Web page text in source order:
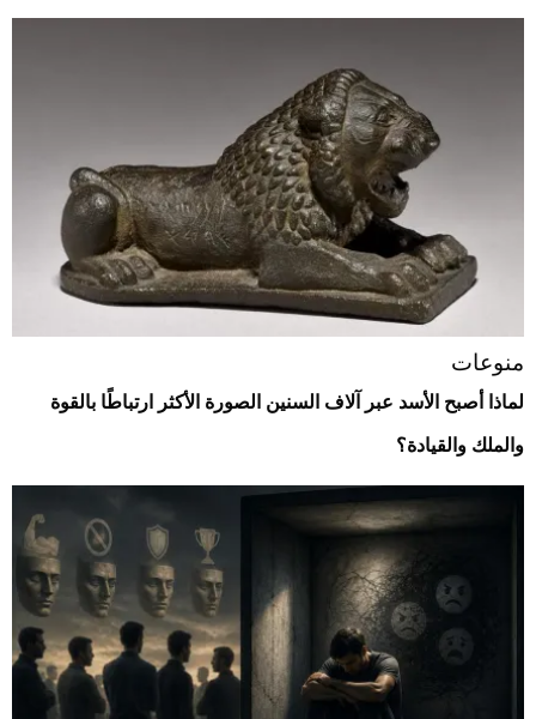
منوعات
لماذا أصبح الأسد عبر آلاف السنين الصورة الأكثر ارتباطًا بالقوة
والملك والقيادة؟